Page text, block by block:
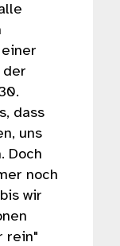
der
dass
uns
Doch
noch
wir
rein"